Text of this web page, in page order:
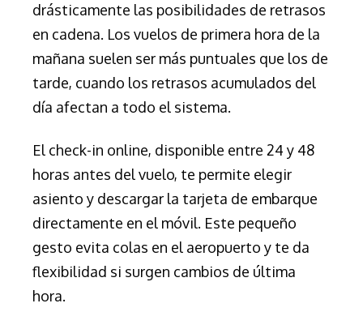
drásticamente las posibilidades de retrasos
en cadena. Los vuelos de primera hora de la
mañana suelen ser más puntuales que los de
tarde, cuando los retrasos acumulados del
día afectan a todo el sistema.
El check-in online, disponible entre 24 y 48
horas antes del vuelo, te permite elegir
asiento y descargar la tarjeta de embarque
directamente en el móvil. Este pequeño
gesto evita colas en el aeropuerto y te da
flexibilidad si surgen cambios de última
hora.